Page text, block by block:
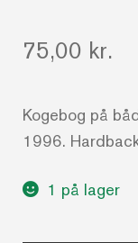
75,00 kr.
Kogebog på
1996.
1 på lager